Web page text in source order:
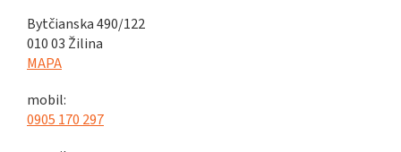
Bytčianska 490/122
010 03 Žilina
MAPA
mobil:
0905 170 297